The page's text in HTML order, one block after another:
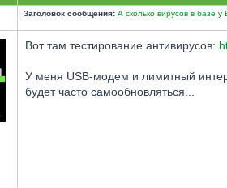
Заголовок сообщения: А сколько вирусов в базе
Вот там тестирование антивирусов:
У меня USB-модем и лимитный
будет часто самообновляться...